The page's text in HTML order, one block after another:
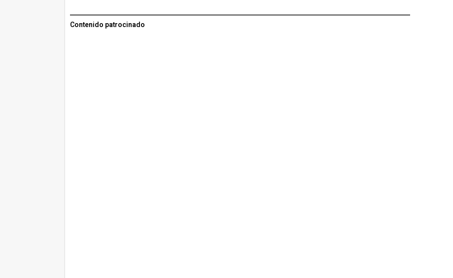
Contenido patrocinado